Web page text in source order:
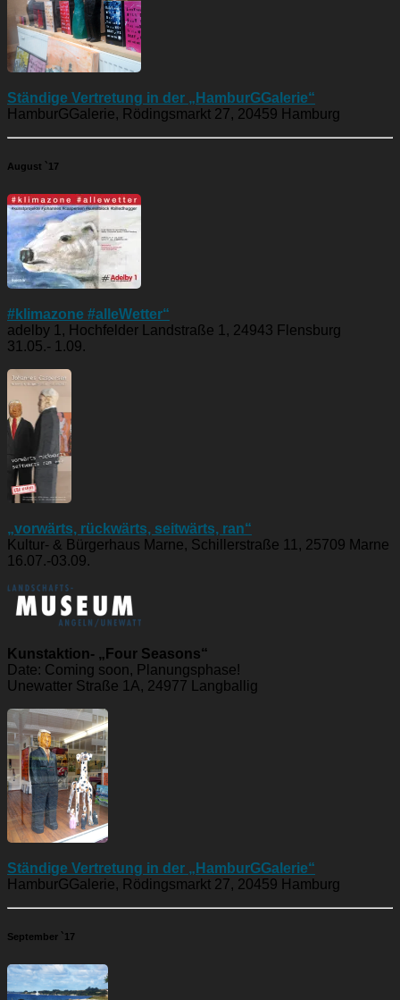
Ständige Vertretung in der „HamburGGalerie“
HamburGGalerie, Rödingsmarkt 27, 20459 Hamburg
August `17
#klimazone #alleWetter“
adelby 1, Hochfelder Landstraße 1, 24943 Flensburg
31.05.- 1.09.
„vorwärts, rückwärts, seitwärts, ran“
Kultur- & Bürgerhaus Marne, Schillerstraße 11, 25709 Marne
16.07.-03.09.
Kunstaktion- „Four Seasons“
Date: Coming soon, Planungsphase!
Unewatter Straße 1A, 24977 Langballig
Ständige Vertretung in der „HamburGGalerie“
HamburGGalerie, Rödingsmarkt 27, 20459 Hamburg
September `17